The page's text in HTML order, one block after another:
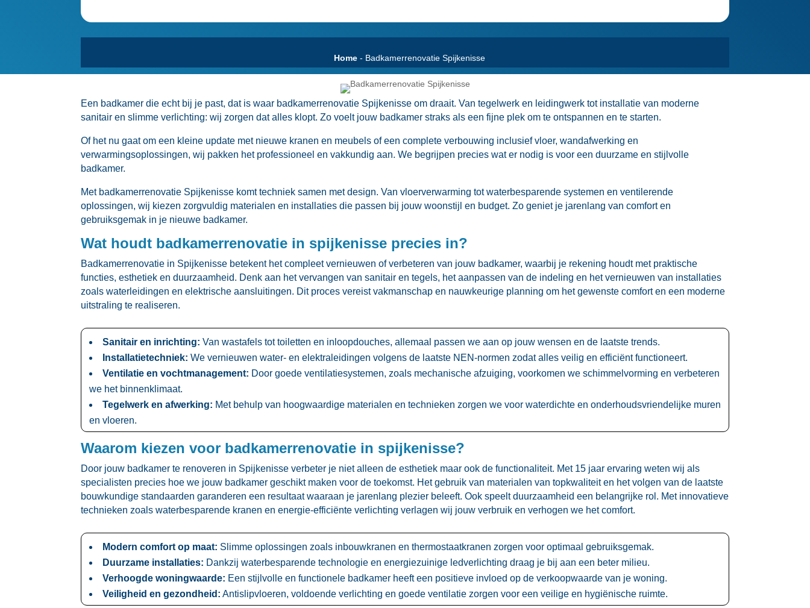
Home- Badkamerrenovatie Spijkenisse
Een badkamer die echt bij je past, dat is waar badkamerrenovatie Spijkenisse om draait.​ Van tegelwerk en leidingwerk tot installatie van moderne
sanitair en slimme verlichting: wij zorgen dat alles klopt.​ Zo voelt jouw badkamer straks als een fijne plek om te ontspannen en te starten.​
Of het nu gaat om een kleine update met nieuwe kranen en meubels of een complete verbouwing inclusief vloer, wandafwerking en
verwarmingsoplossingen, wij pakken het professioneel en vakkundig aan.​ We begrijpen precies wat er nodig is voor een duurzame en stijlvolle
badkamer.​
Met badkamerrenovatie Spijkenisse komt techniek samen met design.​ Van vloerverwarming tot waterbesparende systemen en ventilerende
oplossingen, wij kiezen zorgvuldig materialen en installaties die passen bij jouw woonstijl en budget.​ Zo geniet je jarenlang van comfort en
gebruiksgemak in je nieuwe badkamer.​
Wat houdt badkamerrenovatie in spijkenisse precies in?
Badkamerrenovatie in Spijkenisse betekent het compleet vernieuwen of verbeteren van jouw badkamer, waarbij je rekening houdt met praktische
functies, esthetiek en duurzaamheid.​ Denk aan het vervangen van sanitair en tegels, het aanpassen van de indeling en het vernieuwen van installaties
zoals waterleidingen en elektrische aansluitingen.​ Dit proces vereist vakmanschap en nauwkeurige planning om het gewenste comfort en een moderne
uitstraling te realiseren.​
Sanitair en inrichting: Van wastafels tot toiletten en inloopdouches, allemaal passen we aan op jouw wensen en de laatste trends.​
Installatietechniek: We vernieuwen water- en elektraleidingen volgens de laatste NEN-normen zodat alles veilig en efficiënt functioneert.​
Ventilatie en vochtmanagement: Door goede ventilatiesystemen, zoals mechanische afzuiging, voorkomen we schimmelvorming en verbeteren
we het binnenklimaat.​
Tegelwerk en afwerking: Met behulp van hoogwaardige materialen en technieken zorgen we voor waterdichte en onderhoudsvriendelijke muren
en vloeren.​
Waarom kiezen voor badkamerrenovatie in spijkenisse?
Door jouw badkamer te renoveren in Spijkenisse verbeter je niet alleen de esthetiek maar ook de functionaliteit.​ Met 15 jaar ervaring weten wij als
specialisten precies hoe we jouw badkamer geschikt maken voor de toekomst.​ Het gebruik van materialen van topkwaliteit en het volgen van de laatste
bouwkundige standaarden garanderen een resultaat waaraan je jarenlang plezier beleeft.​ Ook speelt duurzaamheid een belangrijke rol.​ Met innovatieve
technieken zoals waterbesparende kranen en energie-efficiënte verlichting verlagen wij jouw verbruik en verhogen we het comfort.​
Modern comfort op maat: Slimme oplossingen zoals inbouwkranen en thermostaatkranen zorgen voor optimaal gebruiksgemak.​
Duurzame installaties: Dankzij waterbesparende technologie en energiezuinige ledverlichting draag je bij aan een beter milieu.​
Verhoogde woningwaarde: Een stijlvolle en functionele badkamer heeft een positieve invloed op de verkoopwaarde van je woning.​
Veiligheid en gezondheid: Antislipvloeren, voldoende verlichting en goede ventilatie zorgen voor een veilige en hygiënische ruimte.​